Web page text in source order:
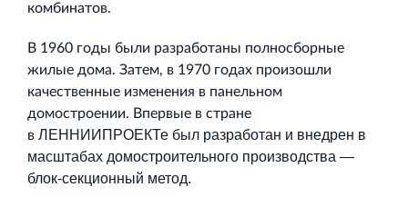
комбинатов.
В 1960 годы были разработаны полносборные
жилые дома. Затем, в 1970 годах произошли
качественные изменения в панельном
домостроении. Впервые в стране
в ЛЕННИИПРОЕКТе был разработан и внедрен в
масштабах домостроительного производства —
блок-секционный метод.